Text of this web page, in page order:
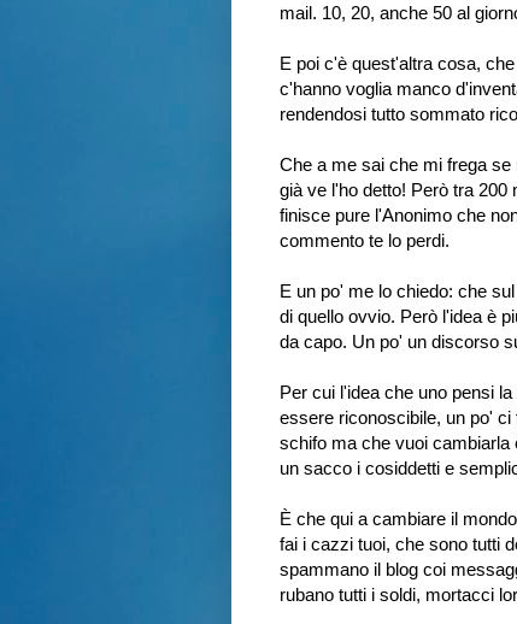
mail. 10, 20, anche 50 al
E poi c'è quest'altra cosa,
c'hanno voglia manco
rendendosi tutto sommato
Che a me sai che mi frega
già ve l'ho detto! Però tra
finisce pure l'Anonimo che
commento te lo perdi.
E un po' me lo chiedo: che
di quello ovvio. Però l'idea è
da capo. Un po' un discorso
Per cui l'idea che uno pensi
essere riconoscibile, un po'
schifo ma che vuoi cambiarla
un sacco i cosiddetti e
È che qui a cambiare il
fai i cazzi tuoi, che sono tutti
spammano il blog coi
rubano tutti i soldi, mortacci